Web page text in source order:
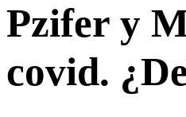
Pzifer y
covid.